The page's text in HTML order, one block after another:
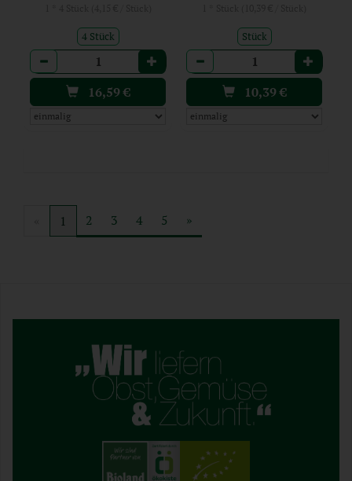
4 Stück
Anzahl
16,59€
Stück
Anzahl
10,39€
1 2 3 4 5 »